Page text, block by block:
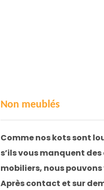
Non meublés
Comme nos kots sont
s’ils vous manquent
mobiliers, nous
Après contact et sur